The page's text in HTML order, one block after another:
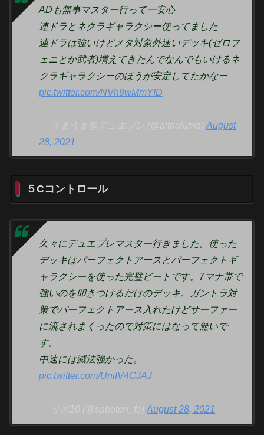
ADも無事マスター行って一安心
連ドラとネクラギャラクシー使ってました
連ドラは強いけどメタ対象外速いデッキ(ゼロフ
ェニとか武者)増えてきたんでなんでもいけるネ
クラギャラクシーのほうが安定してたかなー
pic.twitter.com/NVh9wMmYID
— うまうま@デュエプレ (@altrialuma)August
28, 2021
５Cコントロール
久々にデュエプレマスター行きました。使った
デッキはパーフェクトアースとパーフェクトギ
ャラクシーを使った完璧ビートです。7マナ帯で
強いのを叩きつけるだけのデッキ。ガントラ対
策でパーフェクトアース入れたけどサーファー
に流されまくったので対策にはなって無いで
す。
中速には滅法強かった。
pic.twitter.com/UniIV4CJAJ
— サボ10 (@saboten_fe)August 28, 2021